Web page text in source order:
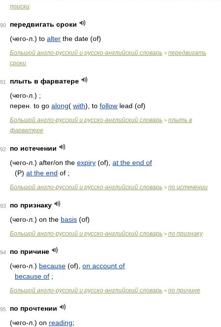
поиски
90
передвигать сроки
(чего-л.) to alter the date (of)
Большой англо-русский и русско-английский словарь > передвигать
сроки
91
плыть в фарватере
(чего-л.) ;
перен. to go along( with), to follow lead (of)
Большой англо-русский и русско-английский словарь > плыть в
фарватере
92
по истечении
(чего-л.) after/on the expiry (of), at the end of
(Р) at the end of ;
Большой англо-русский и русско-английский словарь > по истечении
93
по признаку
(чего-л.) on the basis (of)
Большой англо-русский и русско-английский словарь > по признаку
94
по причине
(чего-л.) because (of), on account of
because of ;
Большой англо-русский и русско-английский словарь > по причине
95
по прочтении
(чего-л.) on reading;